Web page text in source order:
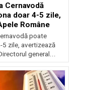
Cernavodă
doar 4-5 zile,
Române
poate
5 zile, avertizează
general...